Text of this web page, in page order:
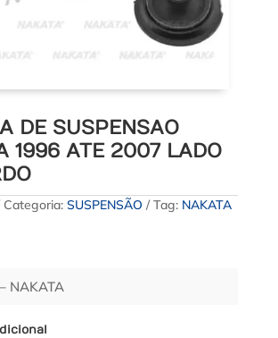
DE SUSPENSAO
1996 ATE 2007 LADO
Categoria: SUSPENSÃO Tag: NAKATA
NAKATA